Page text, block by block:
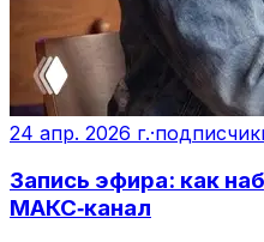
24 апр. 2026 г.·
Запись эфира: как
МАКС‑канал